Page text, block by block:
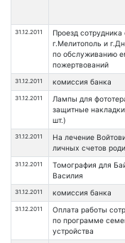
31.12.2011
Проезд сотрудника
г.Мелитополь и
по обслуживанию
пожертвований
31.12.2011 комиссия банка
31.12.2011
Лампы для
защитные
шт.)
31.12.2011
На лечение
личных счетов
31.12.2011
Томография для
Василия
31.12.2011 комиссия банка
31.12.2011
Оплата работы
по программе
устройства